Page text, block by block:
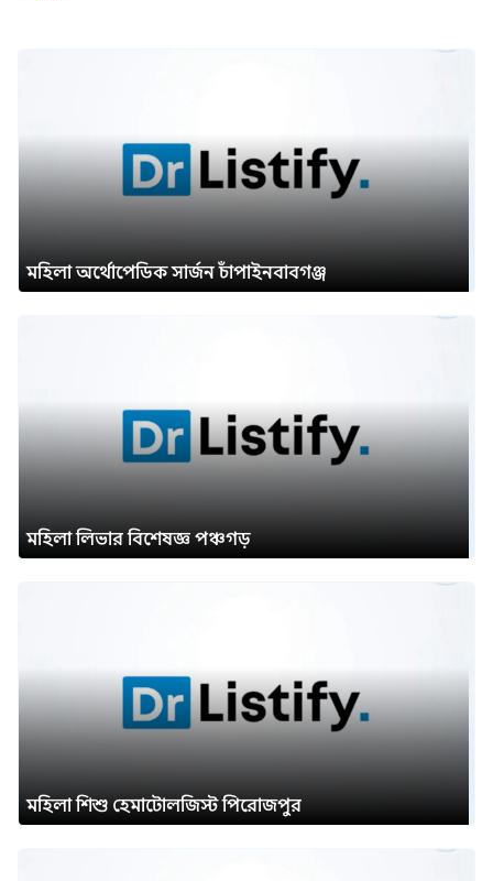
মহিলা অর্থোপেডিক সার্জন চাঁপাইনবাবগঞ্জ
মহিলা লিভার বিশেষজ্ঞ পঞ্চগড়
মহিলা শিশু হেমাটোলজিস্ট পিরোজপুর